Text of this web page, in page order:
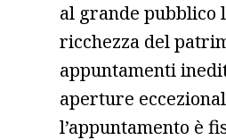
al grande
ricchezza del
appuntamenti
aperture
l’appuntamento è